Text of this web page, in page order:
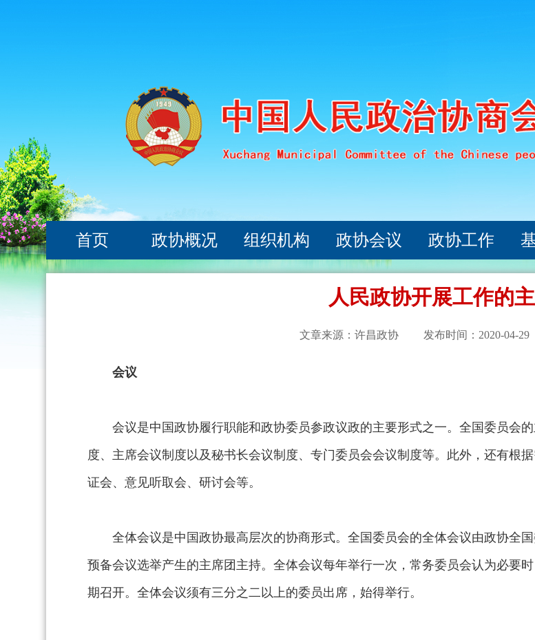
首页 政协概况 组织机构 政协会议 政协工作
人民政协开展工作的
文章来源：许昌政协 发布时间： 2020-04-29
会议
会议是中国政协履行职能和政协委员参政议政的主要形式之一。全国委员会
度、主席会议制度以及秘书长会议制度、专门委员会会议制度等。此外，还有根
证会、意见听取会、研讨会等。
全体会议是中国政协最高层次的协商形式。全国委员会的全体会议由政协全
预备会议选举产生的主席团主持。全体会议每年举行一次，常务委员会认为必要
期召开。全体会议须有三分之二以上的委员出席，始得举行。